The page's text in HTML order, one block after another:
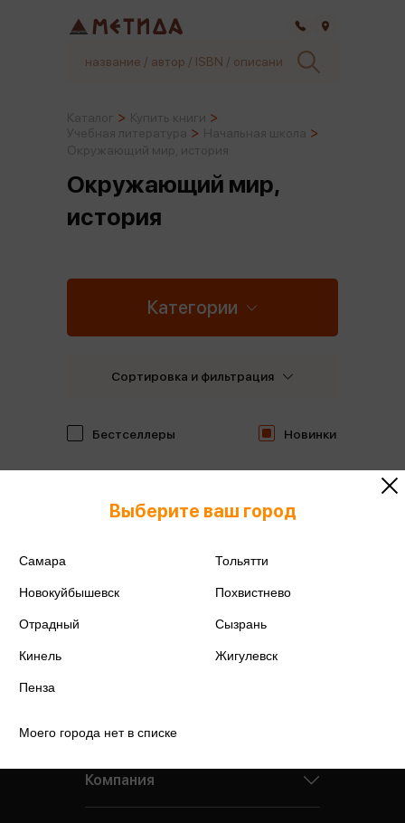
Окружающий мир,
история
Категории
Бестселлеры Новинки
Сортировка и фильтрация
Выберите ваш город
Самара Тольятти
Новокуйбышевск Похвистнево
Отрадный Сызрань
Кинель Жигулевск
Пенза
Моего города нет в списке
Компания